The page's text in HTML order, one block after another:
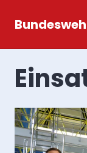
Inhalt